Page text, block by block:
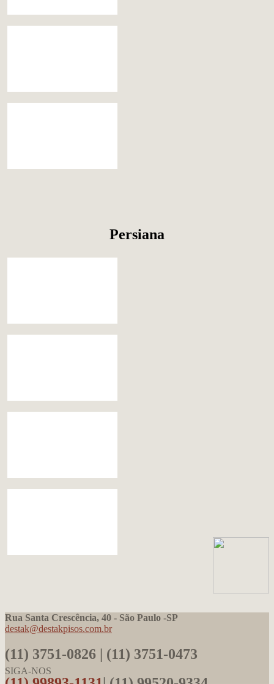
Persiana
Rua Santa Crescência, 40 - São Paulo -SP
destak@destakpisos.com.br
(11) 3751-0826 | (11) 3751-0473
SIGA-NOS